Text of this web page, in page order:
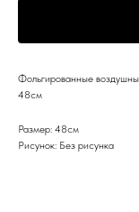
Фольгированные
48см
Размер: 48см
Рисунок: Без рисунка